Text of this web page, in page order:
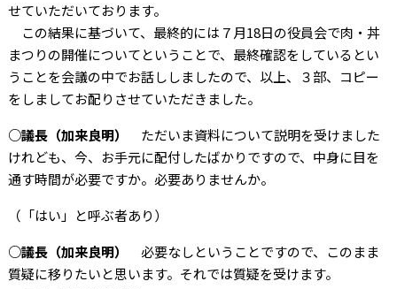
せていただいております。
この結果に基づいて、最終的には７月18日の役員会で肉・丼
まつりの開催についてということで、最終確認をしているとい
うことを会議の中でお話ししましたので、以上、３部、コピー
をしましてお配りさせていただきました。
○議長（加来良明）
ただいま資料について説明を受けました
けれども、今、お手元に配付したばかりですので、中身に目を
通す時間が必要ですか。必要ありませんか。
（「はい」と呼ぶ者あり）
○議長（加来良明）
必要なしということですので、このまま
質疑に移りたいと思います。それでは質疑を受けます。